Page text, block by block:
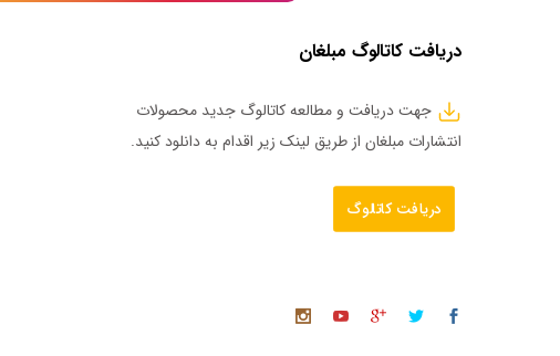
دریافت کاتالوگ مبلغان
جهت دریافت و مطالعه کاتالوگ جدید محصولات
انتشارات مبلغان از طریق لینک زیر اقدام به دانلود کنید.
دریافت کاتالوگ